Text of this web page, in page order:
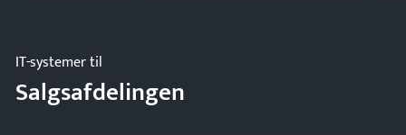
IT-systemer til
Salgsafdelingen